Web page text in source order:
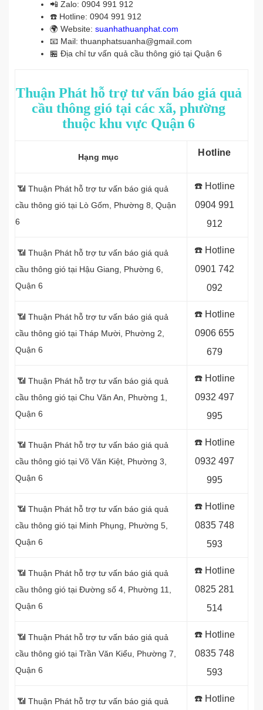
📲 Zalo: 0904 991 912
☎️ Hotline: 0904 991 912
🌍 Website: suanhathuanphat.com
📧 Mail: thuanphatsuanha@gmail.com
🏪 Địa chỉ tư vấn quả cầu thông gió tại Quận 6
Thuận Phát hỗ trợ tư vấn báo giá quả
cầu thông gió tại các xã, phường
thuộc khu vực Quận 6
Hạng mục Hotline
📶 Thuận Phát hỗ trợ tư vấn báo giá quả
cầu thông gió tại Lò Gốm, Phường 8, Quận
6
☎️ Hotline
0904 991
912
📶 Thuận Phát hỗ trợ tư vấn báo giá quả
cầu thông gió tại Hậu Giang, Phường 6,
Quận 6
☎️ Hotline
0901 742
092
📶 Thuận Phát hỗ trợ tư vấn báo giá quả
cầu thông gió tại Tháp Mười, Phường 2,
Quận 6
☎️ Hotline
0906 655
679
📶 Thuận Phát hỗ trợ tư vấn báo giá quả
cầu thông gió tại Chu Văn An, Phường 1,
Quận 6
☎️ Hotline
0932 497
995
📶 Thuận Phát hỗ trợ tư vấn báo giá quả
cầu thông gió tại Võ Văn Kiệt, Phường 3,
Quận 6
☎️ Hotline
0932 497
995
📶 Thuận Phát hỗ trợ tư vấn báo giá quả
cầu thông gió tại Minh Phụng, Phường 5,
Quận 6
☎️ Hotline
0835 748
593
📶 Thuận Phát hỗ trợ tư vấn báo giá quả
cầu thông gió tại Đường số 4, Phường 11,
Quận 6
☎️ Hotline
0825 281
514
📶 Thuận Phát hỗ trợ tư vấn báo giá quả
cầu thông gió tại Trần Văn Kiểu, Phường 7,
Quận 6
☎️ Hotline
0835 748
593
📶 Thuận Phát hỗ trợ tư vấn báo giá quả
☎️ Hotline